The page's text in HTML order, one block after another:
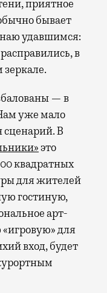
приятное
бывает
удавшимся:
в
— в
уже мало
В
это
квадратных
для жителей
гостиную,
арт-
для
вход, будет